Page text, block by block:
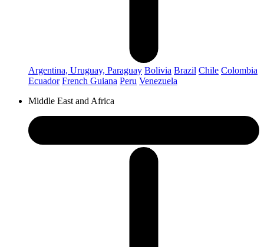
Argentina, Uruguay, Paraguay Bolivia Brazil Chile Colombia
Ecuador French Guiana Peru Venezuela
Middle East and Africa